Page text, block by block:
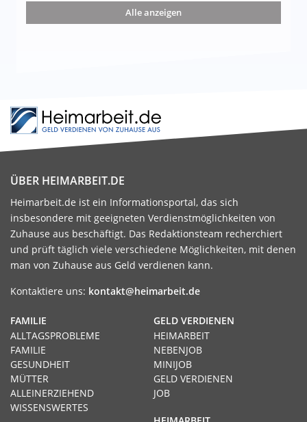
die 15 besten Möglichkeiten
Alle anzeigen
ÜBER HEIMARBEIT.DE
Heimarbeit.de ist ein Informationsportal, das sich
insbesondere mit geeigneten Verdienstmöglichkeiten von
Zuhause aus beschäftigt. Das Redaktionsteam recherchiert
und prüft täglich viele verschiedene Möglichkeiten, mit denen
man von Zuhause aus Geld verdienen kann.
Kontaktiere uns: kontakt@heimarbeit.de
GELD VERDIENEN
HEIMARBEIT
NEBENJOB
MINIJOB
GELD VERDIENEN
JOB
FAMILIE
ALLTAGSPROBLEME
FAMILIE
GESUNDHEIT
MÜTTER
ALLEINERZIEHEND
WISSENSWERTES